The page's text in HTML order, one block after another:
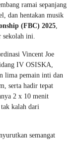
ramai sepanjang
dan hentakan musik
(FBC) 2025
sekolah ini.
Vincent Joe
IV OSISKA,
lima pemain inti dan
serta hadir tepat
2 x 10 menit
kalah dari
semangat